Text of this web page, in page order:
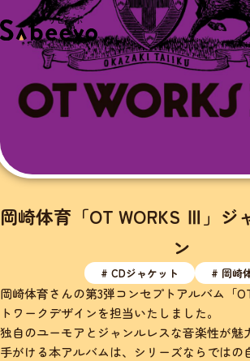
岡崎体育「OT WORKS Ⅲ」ジ
ン
# CDジャケット # 岡崎
岡崎体育さんの第3弾コンセプトアルバム「
トワークデザインを担当いたしました。
独自のユーモアとジャンルレスな音楽性が魅
手がける本アルバムは、シリーズならではの